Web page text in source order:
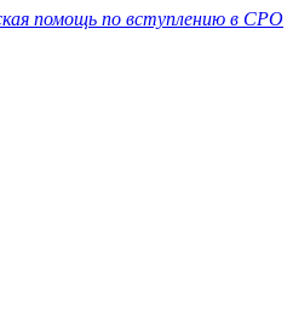
помощь по вступлению в СРО